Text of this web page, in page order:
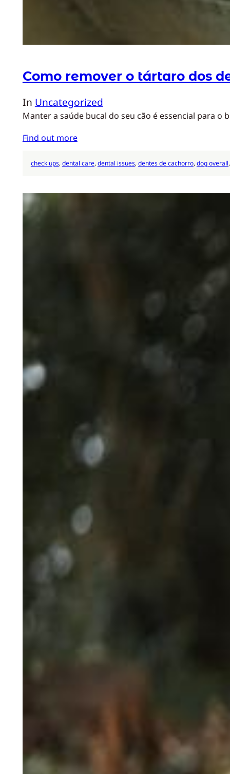
Como remover o tártaro dos
In Uncategorized
Manter a saúde bucal do seu cão é essencial para
Find out more
check ups, dental care, dental issues, dentes de cachorro, dog overall